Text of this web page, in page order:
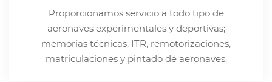
Proporcionamos servicio a todo tipo de
aeronaves experimentales y deportivas;
memorias técnicas, ITR, remotorizaciones,
matriculaciones y pintado de aeronaves.